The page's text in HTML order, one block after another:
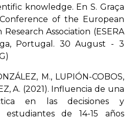
knowledge. En S. Graça
of the European
Association (ESERA
Portugal. 30 August - 3
M., LUPIÓN-COBOS,
A. (2021). Influencia de una
en las decisiones y
estudiantes de 14-15 años